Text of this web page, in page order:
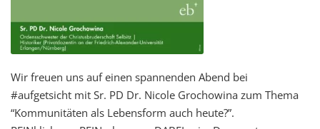
Wir freuen uns auf einen spannenden Abend bei
#aufgetsicht mit Sr. PD Dr. Nicole Grochowina zum Thema
“Kommunitäten als Lebensform auch heute?”.